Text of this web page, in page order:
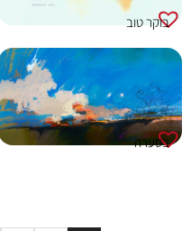
בוקר טוב
בסערה